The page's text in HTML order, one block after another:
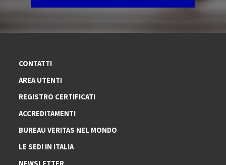
CONTATTI
AREA UTENTI
REGISTRO CERTIFICATI
ACCREDITAMENTI
BUREAU VERITAS NEL MONDO
LE SEDI IN ITALIA